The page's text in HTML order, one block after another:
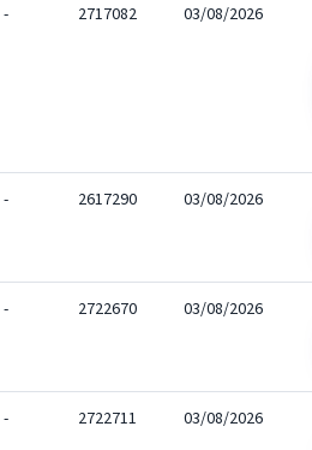
- 2717082 03/08/2026
- 2617290 03/08/2026
- 2722670 03/08/2026
- 2722711 03/08/2026